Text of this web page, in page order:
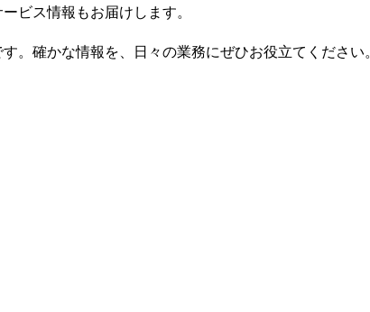
ビス情報もお届けします。
。確かな情報を、日々の業務にぜひお役立てください。